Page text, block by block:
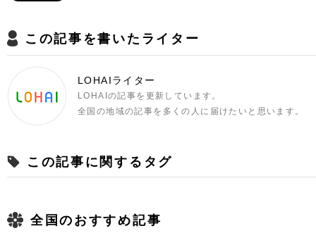
この記事を書いたライター
LOHAIライター
LOHAIの記事を更新しています。
全国の地域の記事を多くの人に届けたいと思います。
この記事に関するタグ
全国のおすすめ記事